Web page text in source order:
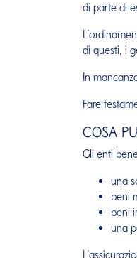
di parte di
di questi, i
In
Fare
COSA
Gli enti
una
beni
beni
una